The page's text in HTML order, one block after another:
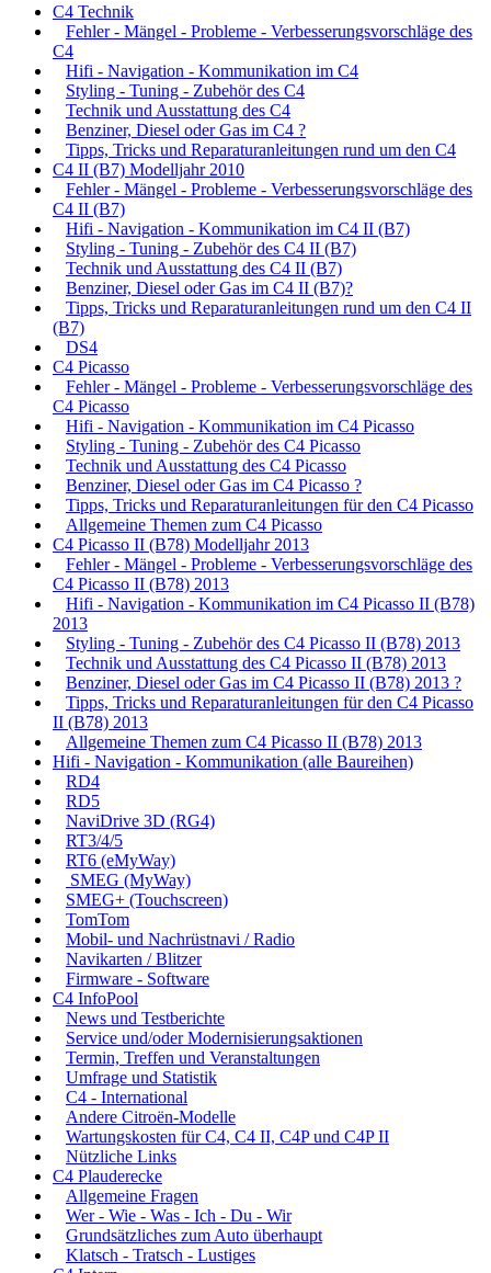
C4 Technik
Fehler - Mängel - Probleme - Verbesserungsvorschläge des
C4
Hifi - Navigation - Kommunikation im C4
Styling - Tuning - Zubehör des C4
Technik und Ausstattung des C4
Benziner, Diesel oder Gas im C4 ?
Tipps, Tricks und Reparaturanleitungen rund um den C4
C4 II (B7) Modelljahr 2010
Fehler - Mängel - Probleme - Verbesserungsvorschläge des
C4 II (B7)
Hifi - Navigation - Kommunikation im C4 II (B7)
Styling - Tuning - Zubehör des C4 II (B7)
Technik und Ausstattung des C4 II (B7)
Benziner, Diesel oder Gas im C4 II (B7)?
Tipps, Tricks und Reparaturanleitungen rund um den C4 II
(B7)
DS4
C4 Picasso
Fehler - Mängel - Probleme - Verbesserungsvorschläge des
C4 Picasso
Hifi - Navigation - Kommunikation im C4 Picasso
Styling - Tuning - Zubehör des C4 Picasso
Technik und Ausstattung des C4 Picasso
Benziner, Diesel oder Gas im C4 Picasso ?
Tipps, Tricks und Reparaturanleitungen für den C4 Picasso
Allgemeine Themen zum C4 Picasso
C4 Picasso II (B78) Modelljahr 2013
Fehler - Mängel - Probleme - Verbesserungsvorschläge des
C4 Picasso II (B78) 2013
Hifi - Navigation - Kommunikation im C4 Picasso II (B78)
2013
Styling - Tuning - Zubehör des C4 Picasso II (B78) 2013
Technik und Ausstattung des C4 Picasso II (B78) 2013
Benziner, Diesel oder Gas im C4 Picasso II (B78) 2013 ?
Tipps, Tricks und Reparaturanleitungen für den C4 Picasso
II (B78) 2013
Allgemeine Themen zum C4 Picasso II (B78) 2013
Hifi - Navigation - Kommunikation (alle Baureihen)
RD4
RD5
NaviDrive 3D (RG4)
RT3/4/5
RT6 (eMyWay)
SMEG (MyWay)
SMEG+ (Touchscreen)
TomTom
Mobil- und Nachrüstnavi / Radio
Navikarten / Blitzer
Firmware - Software
C4 InfoPool
News und Testberichte
Service und/oder Modernisierungsaktionen
Termin, Treffen und Veranstaltungen
Umfrage und Statistik
C4 - International
Andere Citroën-Modelle
Wartungskosten für C4, C4 II, C4P und C4P II
Nützliche Links
C4 Plauderecke
Allgemeine Fragen
Wer - Wie - Was - Ich - Du - Wir
Grundsätzliches zum Auto überhaupt
Klatsch - Tratsch - Lustiges